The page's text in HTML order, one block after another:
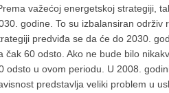
važećoj energetskoj strategiji,
godine. To su izbalansiran
predviđa se da će do 2030.
čak 60 odsto. Ako ne bude bilo
odsto u ovom periodu. U 2008.
predstavlja veliki problem u